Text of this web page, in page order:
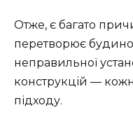
Отже, є багато
перетворює
неправильної
конструкцій —
підходу.